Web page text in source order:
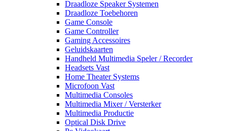
Draadloze Speaker Systemen
Draadloze Toebehoren
Game Console
Game Controller
Gaming Accessoires
Geluidskaarten
Handheld Multimedia Speler / Recorder
Headsets Vast
Home Theater Systems
Microfoon Vast
Multimedia Consoles
Multimedia Mixer / Versterker
Multimedia Productie
Optical Disk Drive